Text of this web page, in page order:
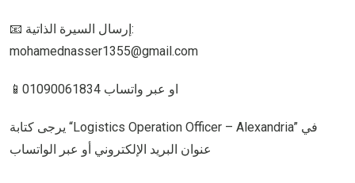
📧 إرسال السيرة الذاتية:
mohamednasser1355@gmail.com
📱او عبر واتساب 01090061834
يرجى كتابة “Logistics Operation Officer – Alexandria” في
عنوان البريد الإلكتروني أو عبر الواتساب